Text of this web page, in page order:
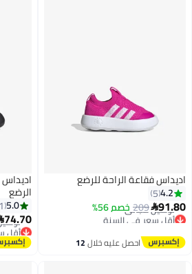
4
اديداس فقاعة الراحة للرضع
4.2
5
91.80
209 خصم 56%
أقل سعر في السنة
توصيل مجاني
أقل سعر في السنة
احصل عليه خلال12
الرضع
5.0
1
74.70
أقل
أقل